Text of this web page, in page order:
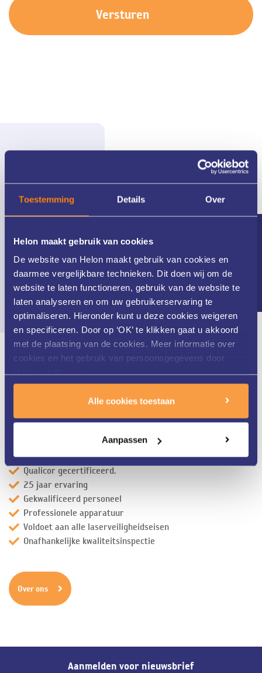
Toestemming Details Over
Helon maakt gebruik van cookies
De website van Helon maakt gebruik van cookies en
daarmee vergelijkbare technieken. Dit doen wij om de
website te laten functioneren, gebruik van de website te
laten analyseren en om uw gebruikerservaring te
optimaliseren. Hieronder kunt u deze cookies weigeren
en specificeren. Door op ‘OK’ te klikken gaat u akkoord
met de plaatsing van de cookies. Meer informatie over
cookies en het gebruik van persoonsgegevens door
Helon vindt uhier.
Alle cookies toestaan
Aanpassen
Persoonlijke aandacht
Wij nemen de tijd voor u en uw huid.
Qualicor gecertificeerd.
25 jaar ervaring
Gekwalificeerd personeel
Professionele apparatuur
Voldoet aan alle laserveiligheidseisen
Onafhankelijke kwaliteitsinspectie
Over ons
Aanmelden voor nieuwsbrief